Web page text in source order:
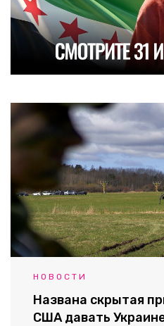
НОВОСТИ
Названа скрытая
США давать